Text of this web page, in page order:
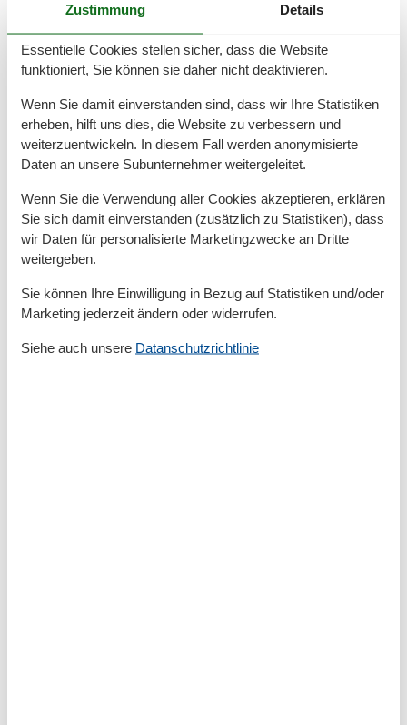
Am Haus befinden sich fünf Parkplätze sowie
Nebengebäude mit Waschmaschine, Waschtrockner
und zusätzlicher Dusche.
Des weiteren befindet sich ein Gartenhaus auf dem
Gelände, hier können sie ebenso ihre Fahrräder
unterstellen.
In dem wunderschönen Ferienhaus sind max. 2
Haustiere zugelassen. Gebührenpflichtig und nur nach
Gesamte Ausstattung
Grundeinrichtungen
Größe
Kinder einrichtungen
Zustimmung Details
Essentielle Cookies stellen sicher, dass die Website
funktioniert, Sie können sie daher nicht deaktivieren.
Wenn Sie damit einverstanden sind, dass wir Ihre Statistiken
erheben, hilft uns dies, die Website zu verbessern und
weiterzuentwickeln. In diesem Fall werden anonymisierte
Daten an unsere Subunternehmer weitergeleitet.
Wenn Sie die Verwendung aller Cookies akzeptieren, erklären
Sie sich damit einverstanden (zusätzlich zu Statistiken), dass
wir Daten für personalisierte Marketingzwecke an Dritte
weitergeben.
Sie können Ihre Einwilligung in Bezug auf Statistiken und/oder
Marketing jederzeit ändern oder widerrufen.
Siehe auch unsere Datanschutzrichtlinie